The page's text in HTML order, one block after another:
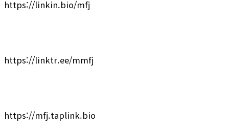
https://linkin.bio/mfj
https://linktr.ee/mmfj
https://mfj.taplink.bio